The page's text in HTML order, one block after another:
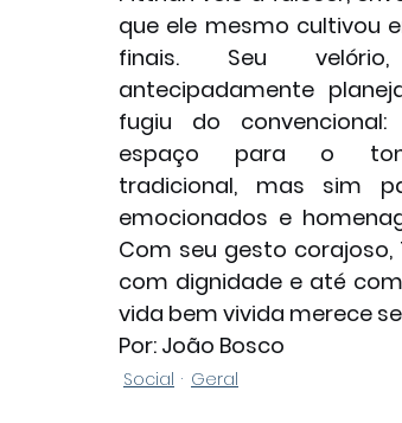
que ele mesmo cultivou
finais. Seu
antecipadamente
fugiu do
espaço para o
tradicional, mas sim
emocionados e
Com seu gesto
com dignidade e até
vida bem vivida merece
Por: João Bosco
Social Geral